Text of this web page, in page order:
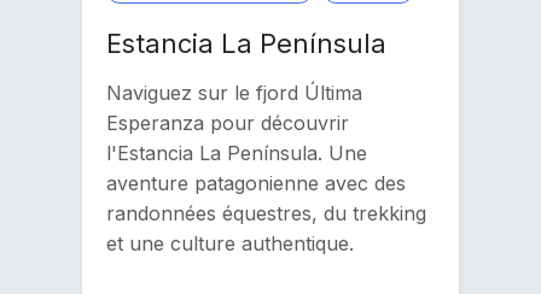
Estancia La Península
Naviguez sur le fjord Última
Esperanza pour découvrir
l'Estancia La Península. Une
aventure patagonienne avec des
randonnées équestres, du trekking
et une culture authentique.